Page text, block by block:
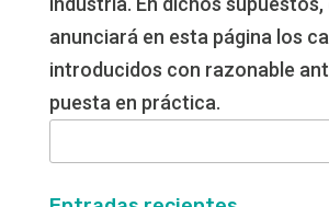
anunciará en esta página los
introducidos con razonable
puesta en práctica.